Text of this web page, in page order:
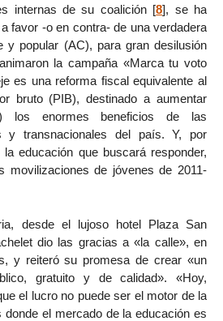
internas de su coalición[8], se ha
favor -o en contra- de una verdadera
y popular (AC), para gran desilusión
la campaña «Marca tu voto
es una reforma fiscal equivalente al
bruto (PIB), destinado a aumentar
los enormes beneficios de las
y transnacionales del país. Y, por
educación que buscará responder,
movilizaciones de jóvenes de 2011-
desde el lujoso hotel Plaza San
dio las gracias a «la calle», en
y reiteró su promesa de crear «un
gratuito y de calidad». «Hoy,
el lucro no puede ser el motor de la
el mercado de la educación es